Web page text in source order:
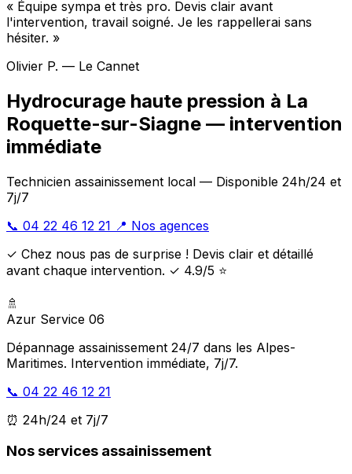
« Équipe sympa et très pro. Devis clair avant
l'intervention, travail soigné. Je les rappellerai sans
hésiter. »
Olivier P. — Le Cannet
Hydrocurage haute pression à La
Roquette-sur-Siagne — intervention
immédiate
Technicien assainissement local — Disponible 24h/24 et
7j/7
📞 04 22 46 12 21 📍 Nos agences
✓ Chez nous pas de surprise ! Devis clair et détaillé
avant chaque intervention. ✓ 4.9/5 ⭐
🚿
Azur Service 06
Dépannage assainissement 24/7 dans les Alpes-
Maritimes. Intervention immédiate, 7j/7.
📞 04 22 46 12 21
⏰ 24h/24 et 7j/7
Nos services assainissement